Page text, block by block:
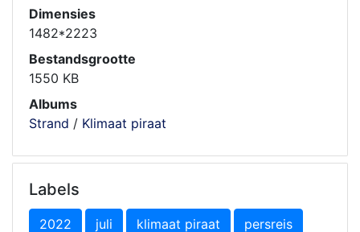
Dimensies
1482*2223
Bestandsgrootte
1550 KB
Albums
Strand / Klimaat piraat
Labels
2022 juli klimaat piraat persreis